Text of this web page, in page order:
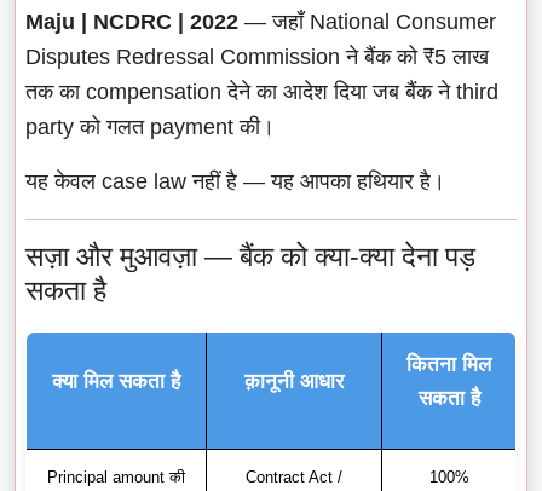
Maju | NCDRC | 2022 — जहाँ National Consumer
Disputes Redressal Commission ने बैंक को ₹5 लाख
तक का compensation देने का आदेश दिया जब बैंक ने third
party को गलत payment की।
यह केवल case law नहीं है — यह आपका हथियार है।
सज़ा और मुआवज़ा — बैंक को क्या-क्या देना पड़
सकता है
क्या मिल सकता है क़ानूनी आधार
कितना मिल
सकता है
Principal amount की
Contract Act /
100%